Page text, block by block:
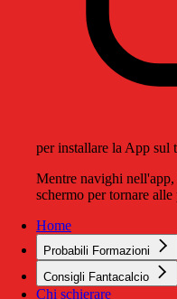
per installare la App sul
Mentre navighi
schermo per tornare alle
Home
Probabili Formazioni
Consigli Fantacalcio
Chi schierare